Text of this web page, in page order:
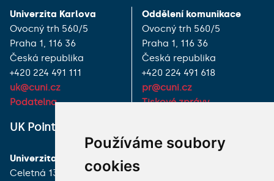
Používáme soubory
cookies
Univerzita Karlova
Ovocný trh 560/5
Praha 1, 116 36
Česká republika
+420 224 491 111
uk@cuni.cz
Podatelna
Oddělení komunikace
Ovocný trh 560/5
Praha 1, 116 36
Česká republika
+420 224 491 618
pr@cuni.cz
Tiskové zprávy
UK Point
Univerzita Karlova
Celetná 13